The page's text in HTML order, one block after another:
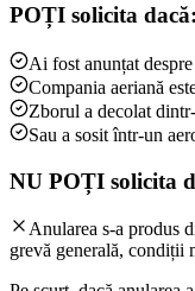
POȚI solicita dacă:
Ai fost anunțat
Compania aeriană
Zborul a decolat
Sau a sosit într-un
NU POȚI solicita
Anularea s-a produs
grevă generală, condiții